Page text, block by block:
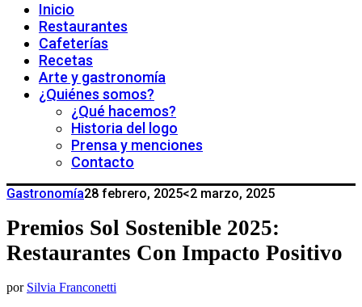
Inicio
Restaurantes
Cafeterías
Recetas
Arte y gastronomía
¿Quiénes somos?
¿Qué hacemos?
Historia del logo
Prensa y menciones
Contacto
Gastronomía28 febrero, 2025<2 marzo, 2025
Premios Sol Sostenible 2025:
Restaurantes Con Impacto Positivo
por Silvia Franconetti